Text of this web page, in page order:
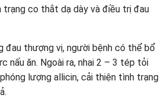
trạng co thắt dạ dày và điều trị đau
đau thượng vị, người bệnh có thể bổ
nấu ăn. Ngoài ra, nhai 2 – 3 tép tỏi
lượng allicin, cải thiện tình trạng